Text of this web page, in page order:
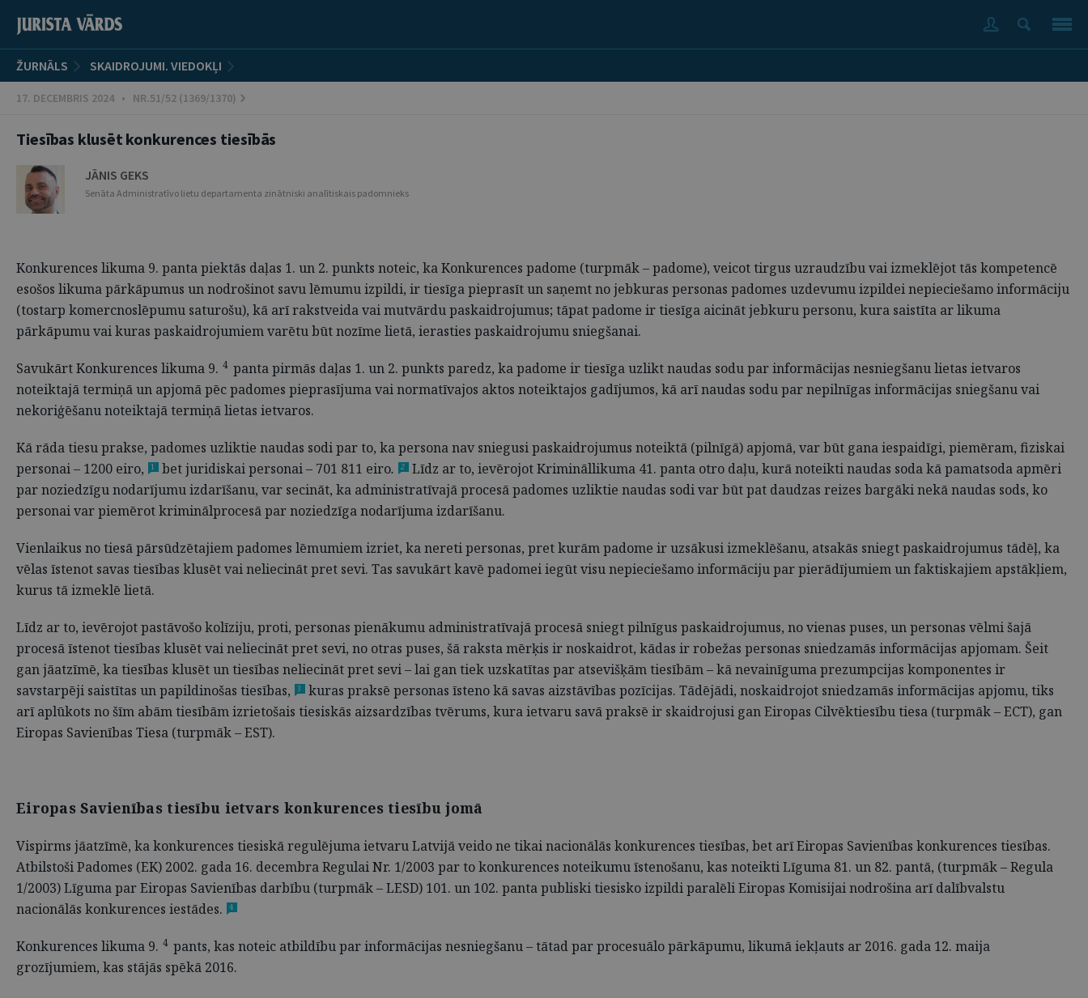
ŽURNĀLS SKAIDROJUMI. VIEDOKĻI
17. DECEMBRIS 2024 • NR.51/52 (1369/1370)
Tiesības klusēt konkurences tiesībās
JĀNIS GEKS
Senāta Administratīvo lietu departamenta zinātniski analītiskais padomnieks
Konkurences likuma 9. panta piektās daļas 1. un 2. punkts noteic, ka Konkurences padome (turpmāk – padome), veicot tirgus uzraudzību vai izmeklējot tās kompetencē
esošos likuma pārkāpumus un nodrošinot savu lēmumu izpildi, ir tiesīga pieprasīt un saņemt no jebkuras personas padomes uzdevumu izpildei nepieciešamo informāciju
(tostarp komercnoslēpumu saturošu), kā arī rakstveida vai mutvārdu paskaidrojumus; tāpat padome ir tiesīga aicināt jebkuru personu, kura saistīta ar likuma
pārkāpumu vai kuras paskaidrojumiem varētu būt nozīme lietā, ierasties paskaidrojumu sniegšanai.
Savukārt Konkurences likuma 9. 4 panta pirmās daļas 1. un 2. punkts paredz, ka padome ir tiesīga uzlikt naudas sodu par informācijas nesniegšanu lietas ietvaros
noteiktajā termiņā un apjomā pēc padomes pieprasījuma vai normatīvajos aktos noteiktajos gadījumos, kā arī naudas sodu par nepilnīgas informācijas sniegšanu vai
nekoriģēšanu noteiktajā termiņā lietas ietvaros.
Kā rāda tiesu prakse, padomes uzliktie naudas sodi par to, ka persona nav sniegusi paskaidrojumus noteiktā (pilnīgā) apjomā, var būt gana iespaidīgi, piemēram, fiziskai
personai – 1200 eiro,
1 bet juridiskai personai – 701 811 eiro. 2
Līdz ar to, ievērojot Krimināllikuma 41. panta otro daļu, kurā noteikti naudas soda kā pamatsoda apmēri
par noziedzīgu nodarījumu izdarīšanu, var secināt, ka administratīvajā procesā padomes uzliktie naudas sodi var būt pat daudzas reizes bargāki nekā naudas sods, ko
personai var piemērot kriminālprocesā par noziedzīga nodarījuma izdarīšanu.
Vienlaikus no tiesā pārsūdzētajiem padomes lēmumiem izriet, ka nereti personas, pret kurām padome ir uzsākusi izmeklēšanu, atsakās sniegt paskaidrojumus tādēļ, ka
vēlas īstenot savas tiesības klusēt vai neliecināt pret sevi. Tas savukārt kavē padomei iegūt visu nepieciešamo informāciju par pierādījumiem un faktiskajiem apstākļiem,
kurus tā izmeklē lietā.
Līdz ar to, ievērojot pastāvošo kolīziju, proti, personas pienākumu administratīvajā procesā sniegt pilnīgus paskaidrojumus, no vienas puses, un personas vēlmi šajā
procesā īstenot tiesības klusēt vai neliecināt pret sevi, no otras puses, šā raksta mērķis ir noskaidrot, kādas ir robežas personas sniedzamās informācijas apjomam. Šeit
gan jāatzīmē, ka tiesības klusēt un tiesības neliecināt pret sevi – lai gan tiek uzskatītas par atsevišķām tiesībām – kā nevainīguma prezumpcijas komponentes ir
savstarpēji saistītas un papildinošas tiesības,
3
kuras praksē personas īsteno kā savas aizstāvības pozīcijas. Tādējādi, noskaidrojot sniedzamās informācijas apjomu, tiks
arī aplūkots no šīm abām tiesībām izrietošais tiesiskās aizsardzības tvērums, kura ietvaru savā praksē ir skaidrojusi gan Eiropas Cilvēktiesību tiesa (turpmāk – ECT), gan
Eiropas Savienības Tiesa (turpmāk – EST).
Eiropas Savienības tiesību ietvars konkurences tiesību jomā
Vispirms jāatzīmē, ka konkurences tiesiskā regulējuma ietvaru Latvijā veido ne tikai nacionālās konkurences tiesības, bet arī Eiropas Savienības konkurences tiesības.
Atbilstoši Padomes (EK) 2002. gada 16. decembra Regulai Nr. 1/2003 par to konkurences noteikumu īstenošanu, kas noteikti Līguma 81. un 82. pantā, (turpmāk – Regula
1/2003) Līguma par Eiropas Savienības darbību (turpmāk – LESD) 101. un 102. panta publiski tiesisko izpildi paralēli Eiropas Komisijai nodrošina arī dalībvalstu
nacionālās konkurences iestādes.
4
Konkurences likuma 9. 4 pants, kas noteic atbildību par informācijas nesniegšanu – tātad par procesuālo pārkāpumu, likumā iekļauts ar 2016. gada 12. maija
grozījumiem, kas stājās spēkā 2016.